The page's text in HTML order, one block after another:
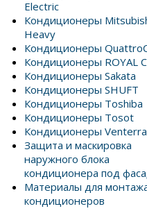
Electric
Кондиционеры
Heavy
Кондиционеры
Кондиционеры ROYAL
Кондиционеры Sakata
Кондиционеры SHUFT
Кондиционеры Toshiba
Кондиционеры Tosot
Кондиционеры Venterra
Защита и маскировка
наружного блока
кондиционера под
Материалы для
кондиционеров